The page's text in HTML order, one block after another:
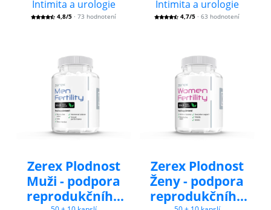
Intimita a urologie
4,8/5 · 73 hodnotení
Zerex Plodnost
Muži - podpora
reprodukčního
Intimita a urologie
4,7/5 · 63 hodnotení
Zerex Plodnost
Ženy - podpora
reprodukčního